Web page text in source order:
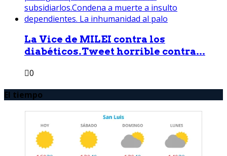
La Vice de MILEI contra los
diabéticos.Tweet horrible contra...
0
El tiempo